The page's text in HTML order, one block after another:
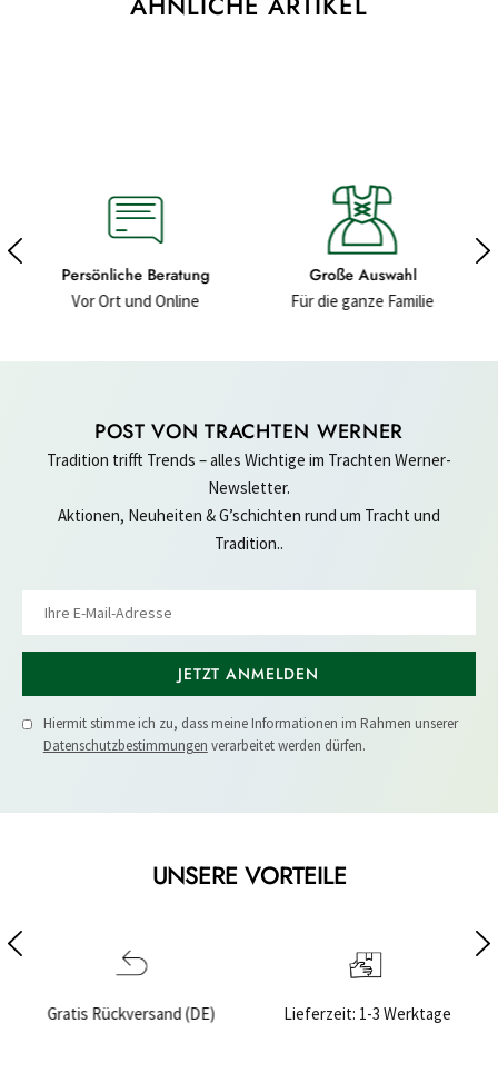
Große Auswahl
Für die ganze Familie
Hochwertige Materialien
Für ein gutes Gefühl
POST VON TRACHTEN WERNER
Tradition trifft Trends – alles Wichtige im Trachten Werner-
Newsletter.
Aktionen, Neuheiten & G’schichten rund um Tracht und
Tradition..
JETZT ANMELDEN
Hiermit stimme ich zu, dass meine Informationen im Rahmen unserer
Datenschutzbestimmungen verarbeitet werden dürfen.
UNSERE VORTEILE
Lieferzeit: 1-3 Werktage Sichere Bezahlung